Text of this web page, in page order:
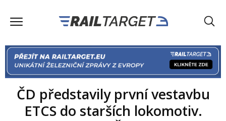
ČD představily první vestavbu
ETCS do starších lokomotiv.